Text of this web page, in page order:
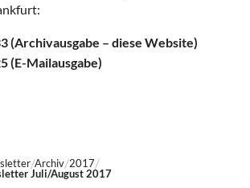
(Archivausgabe – diese Website)
(E-Mailausgabe)
Archiv 2017
Juli/August 2017